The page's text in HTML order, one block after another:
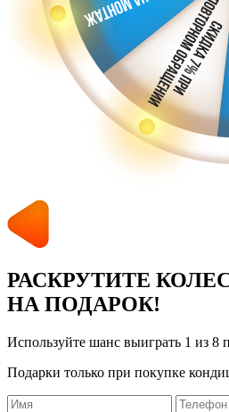
РАСКРУТИТЕ
НА ПОДАРОК!
Используйте шанс выиграть 1 из 8
Подарки только при покупке